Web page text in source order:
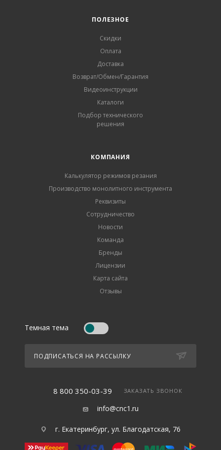
ПОЛЕЗНОЕ
Скидки
Оплата
Доставка
Возврат/Обмен/Гарантия
Видеоинструкции
Каталоги
Подбор технического
решения
КОМПАНИЯ
Калькулятор режимов резания
Производство монолитного инструмента
Реквизиты
Сотрудничество
Новости
Команда
Бренды
Лицензии
Карта сайта
Отзывы
Темная тема
ПОДПИСАТЬСЯ НА РАССЫЛКУ
8 800 350-03-39 ЗАКАЗАТЬ ЗВОНОК
info@cnc1.ru
г. Екатеринбург, ул. Благодатская, 76